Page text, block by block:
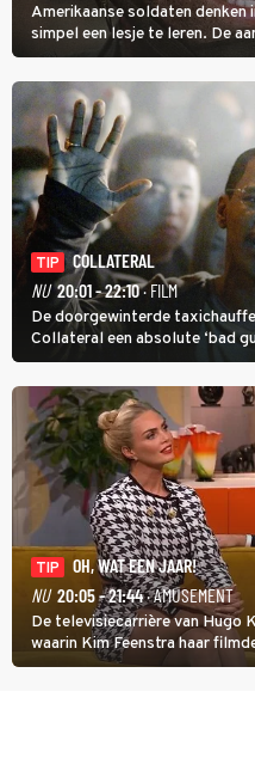
Amerikaanse soldaten denken
simpel een lesje te leren. De
verloopt in Black Hawk down
TIP
COLLATERAL
NU 20:01 - 22:10· FILM
De doorgewinterde
Collateral een absolute ‘bad
Cruise) heeft hem nodig om
wel heel lugubere reden.
TIP
OH, WAT EEN JAAR!
NU 20:05 - 21:44· AMUSEMENT
De televisiecarrière van Hugo
waarin Kim Feenstra haar
Oh, Wat een Jaar! wordt